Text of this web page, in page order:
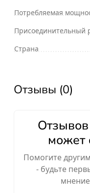
Потребляемая
Присоединительный
Страна
Отзывы (0)
может
Помогите
- будьте